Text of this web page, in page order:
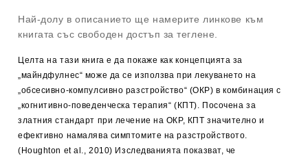
Най-долу в описанието ще намерите линкове към
книгата със свободен достъп за теглене.
Целта на тази книга е да покаже как концепцията за
„майндфулнес“ може да се използва при лекуването на
„обсесивно-компулсивно разстройство“ (ОКР) в комбинация с
„когнитивно-поведенческа терапия“ (КПТ). Посочена за
златния стандарт при лечение на ОКР, КПТ значително и
ефективно намалява симптомите на разстройството.
(Houghton et al., 2010) Изследванията показват, че